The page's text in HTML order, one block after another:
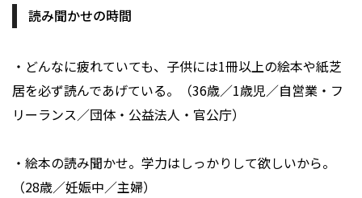
読み聞かせの時間
・どんなに疲れていても、子供には1冊以上の絵本や紙芝
居を必ず読んであげている。（36歳／1歳児／自営業・フ
リーランス／団体・公益法人・官公庁）
・絵本の読み聞かせ。学力はしっかりして欲しいから。
（28歳／妊娠中／主婦）